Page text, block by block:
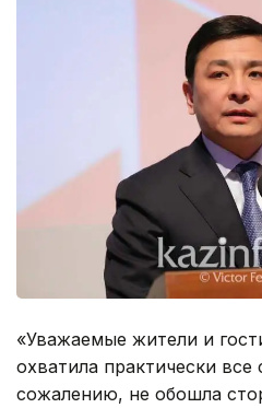
«Уважаемые жители и
охватила практически
сожалению, не обошла